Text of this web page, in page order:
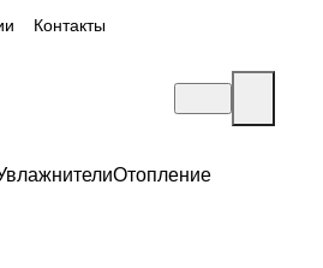
Контакты
Отопление